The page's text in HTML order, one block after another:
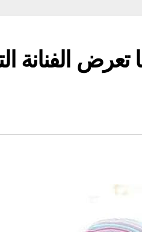
تعرض الفنانة